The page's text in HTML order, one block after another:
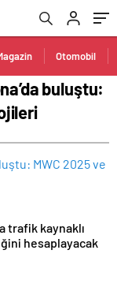
Otomobil
buluştu:
trafik kaynaklı
hesaplayacak